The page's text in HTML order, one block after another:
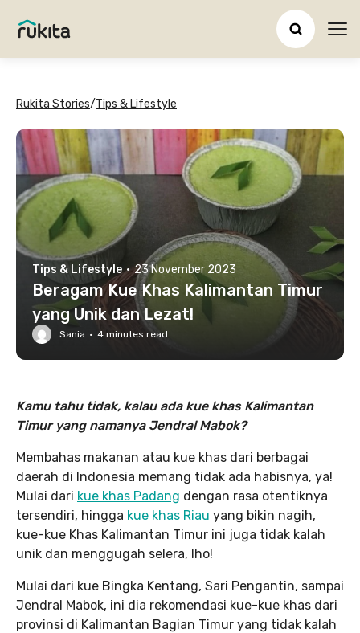
Rukita Stories/Tips & Lifestyle
Tips & Lifestyle · 23 November 2023
Beragam Kue Khas Kalimantan Timur
yang Unik dan Lezat!
Sania · 4 minutes read
Kamu tahu tidak, kalau ada kue khas Kalimantan
Timur yang namanya Jendral Mabok?
Membahas makanan atau kue khas dari berbagai
daerah di Indonesia memang tidak ada habisnya, ya!
Mulai dari kue khas Padang dengan rasa otentiknya
tersendiri, hingga kue khas Riau yang bikin nagih,
kue-kue Khas Kalimantan Timur ini juga tidak kalah
unik dan menggugah selera, lho!
Mulai dari kue Bingka Kentang, Sari Pengantin, sampai
Jendral Mabok, ini dia rekomendasi kue-kue khas dari
provinsi di Kalimantan Bagian Timur yang tidak kalah